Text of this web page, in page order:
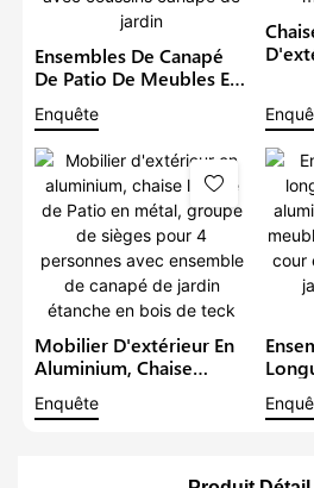
Ensembles De Canapé
De Patio De Meubles En
Aluminium De Luxe Avec
Bras En Bois De Teck
Salon Sectionnel En
Métal Imperméable
Extérieur Avec Coussins
Canapé De Jardin
Enquête
Mobilier D'extérieur En
Aluminium, Chaise
Métal, Groupe De
Enquête
De